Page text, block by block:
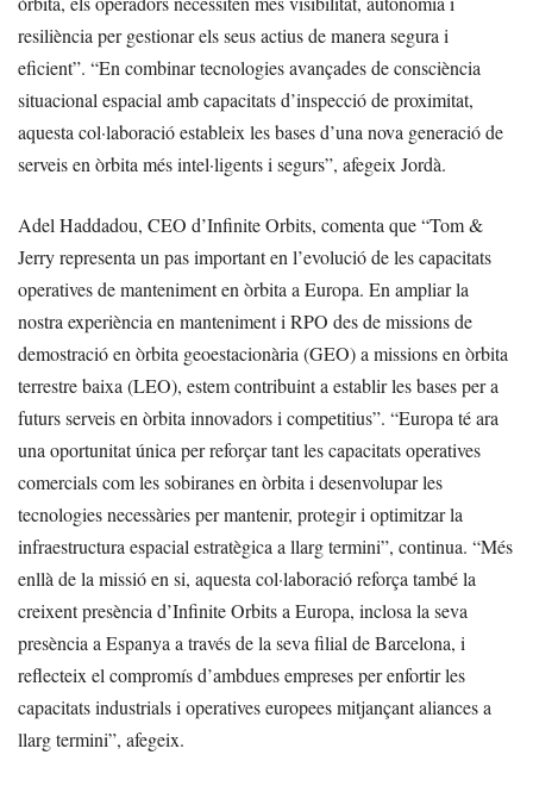
resiliència per gestionar els seus actius de manera segura i
eficient”. “En combinar tecnologies avançades de consciència
situacional espacial amb capacitats d’inspecció de proximitat,
aquesta col·laboració estableix les bases d’una nova generació de
serveis en òrbita més intel·ligents i segurs”, afegeix Jordà.
Adel Haddadou, CEO d’Infinite Orbits, comenta que “Tom &
Jerry representa un pas important en l’evolució de les capacitats
operatives de manteniment en òrbita a Europa. En ampliar la
nostra experiència en manteniment i RPO des de missions de
demostració en òrbita geoestacionària (GEO) a missions en òrbita
terrestre baixa (LEO), estem contribuint a establir les bases per a
futurs serveis en òrbita innovadors i competitius”. “Europa té ara
una oportunitat única per reforçar tant les capacitats operatives
comercials com les sobiranes en òrbita i desenvolupar les
tecnologies necessàries per mantenir, protegir i optimitzar la
infraestructura espacial estratègica a llarg termini”, continua. “Més
enllà de la missió en si, aquesta col·laboració reforça també la
creixent presència d’Infinite Orbits a Europa, inclosa la seva
presència a Espanya a través de la seva filial de Barcelona, i
reflecteix el compromís d’ambdues empreses per enfortir les
capacitats industrials i operatives europees mitjançant aliances a
llarg termini”, afegeix.